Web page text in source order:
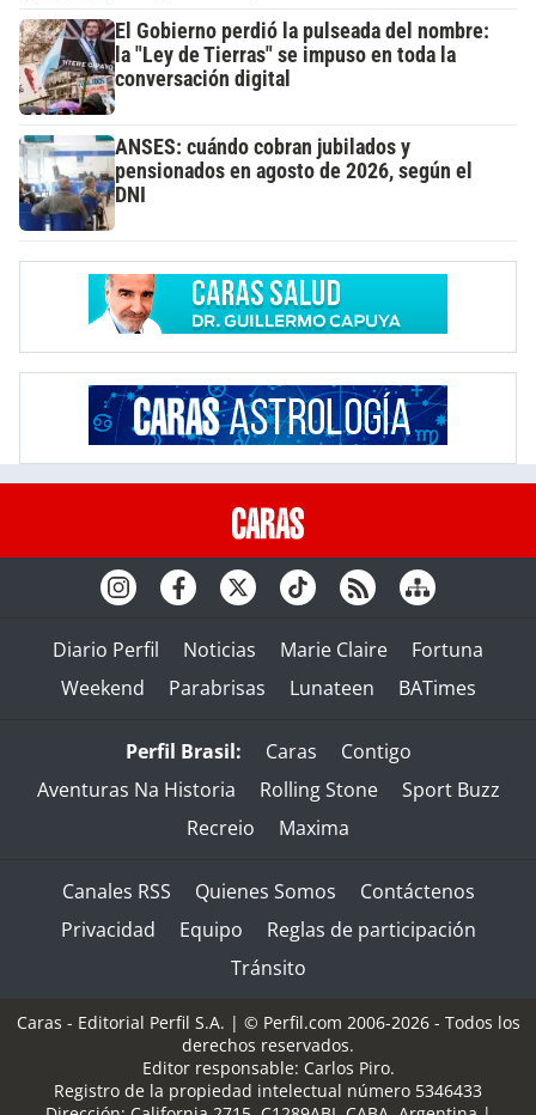
El Gobierno perdió la pulseada del nombre:
la "Ley de Tierras" se impuso en toda la
conversación digital
ANSES: cuándo cobran jubilados y
pensionados en agosto de 2026, según el
DNI
Diario Perfil Noticias Marie Claire
Fortuna
Weekend
Parabrisas Lunateen BATimes
Perfil Brasil: Caras
Contigo
Aventuras Na Historia
Rolling Stone
Sport Buzz
Recreio
Maxima
Canales RSS Quienes Somos
Contáctenos
Privacidad
Equipo
Reglas de participación
Tránsito
Caras - Editorial Perfil S.A. | © Perfil.com 2006-2026 - Todos los
derechos reservados.
Editor responsable: Carlos Piro.
Registro de la propiedad intelectual número 5346433